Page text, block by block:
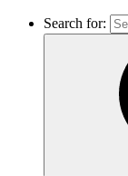
Search for: